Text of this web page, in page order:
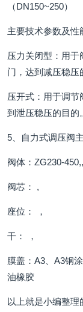
（DN150~250）
主要技术参数及性
压力关闭型：用于
门，达到减压稳压
压开式：用于调节
到泄压稳压的目的。
5、自力式调压阀
阀体：ZG230-450,,
阀芯： ,
座位： ，
干： ，
膜盖：A3、A3钢
油橡胶
以上就是小编整